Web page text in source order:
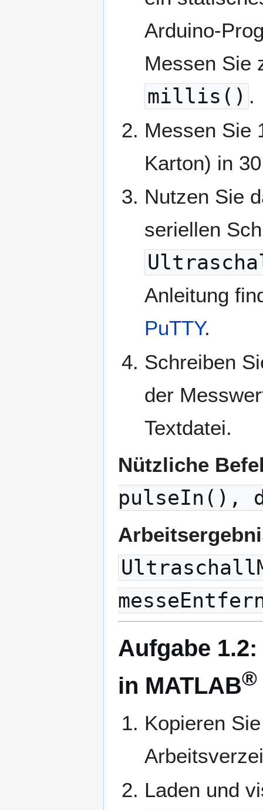
Arduino-
Messen Sie
millis() .
Messen Sie
Karton) in
Nutzen Sie
seriellen
Anleitung
PuTTY.
Schreiben
der
Textdatei.
Nützliche
pulseIn(),
Aufgabe
in MATLAB®
Kopieren
Laden und